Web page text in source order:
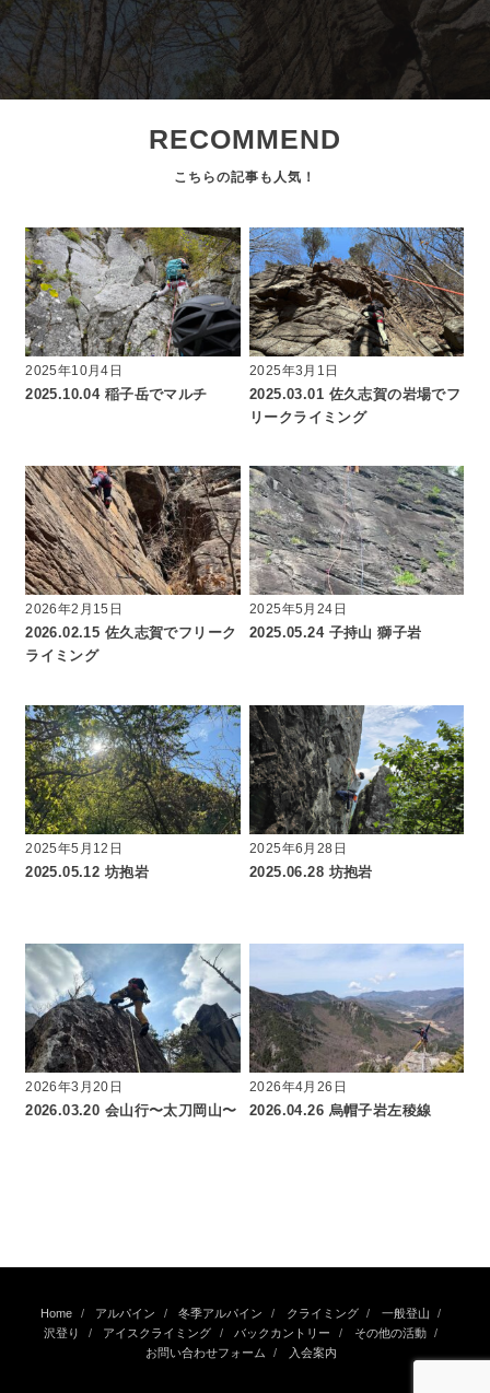
RECOMMEND
2025年10月4日
2025.10.04 稲子岳でマルチ
2025年3月1日
2025.03.01 佐久志賀の岩場でフ
リークライミング
2026年2月15日
2026.02.15 佐久志賀でフリーク
ライミング
2025年5月24日
2025.05.24 子持山 獅子岩
2025年5月12日
2025.05.12 坊抱岩
2025年6月28日
2025.06.28 坊抱岩
2026年3月20日
2026.03.20 会山行〜太刀岡山〜
2026年4月26日
2026.04.26 烏帽子岩左稜線
Home アルパイン 冬季アルパイン クライミング
一般登山
沢登り
アイスクライミング バックカントリー
その他の活動
お問い合わせフォーム
入会案内